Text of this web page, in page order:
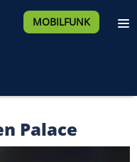
MOBILFUNK
Palace